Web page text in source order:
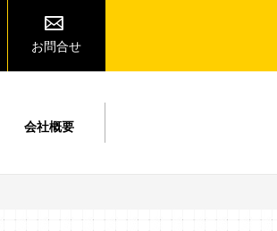
お問合せ
会社概要